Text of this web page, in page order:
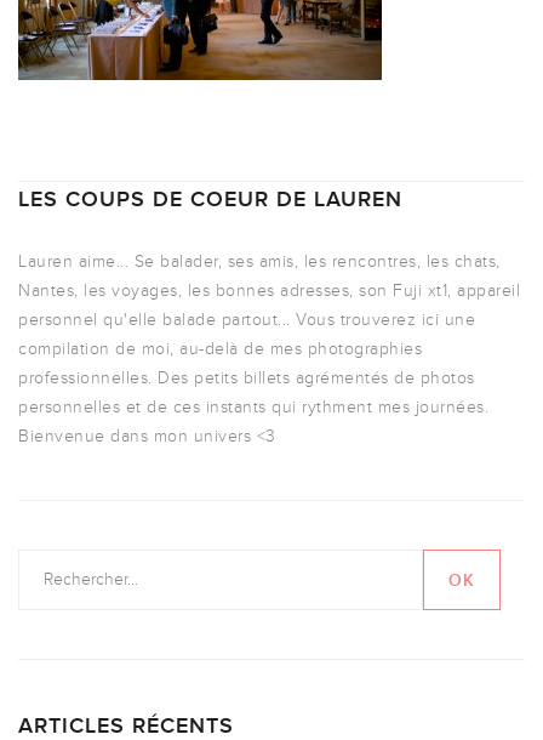
LES COUPS DE COEUR DE LAUREN
Lauren aime... Se balader, ses amis, les rencontres, les chats,
Nantes, les voyages, les bonnes adresses, son Fuji xt1, appareil
personnel qu'elle balade partout... Vous trouverez ici une
compilation de moi, au-delà de mes photographies
professionnelles. Des petits billets agrémentés de photos
personnelles et de ces instants qui rythment mes journées.
Bienvenue dans mon univers <3
ARTICLES RÉCENTS